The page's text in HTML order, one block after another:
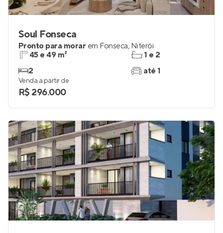
Soul Fonseca
Pronto para morar em Fonseca, Niterói
45 e 49 m²
2
1 e 2
até 1
Venda a partir de
R$ 296.000